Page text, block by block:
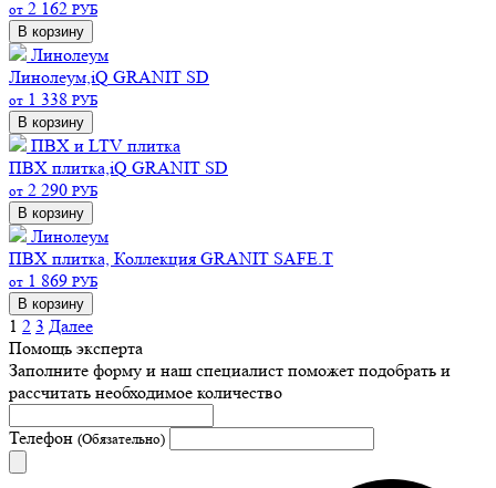
от 2 162 РУБ
В корзину
Линолеум
Линолеум,iQ GRANIT SD
от 1 338 РУБ
В корзину
ПВХ и LTV плитка
ПВХ плитка,iQ GRANIT SD
от 2 290 РУБ
В корзину
Линолеум
ПВХ плитка, Коллекция GRANIT SAFE.T
от 1 869 РУБ
В корзину
1 2 3 Далее
Помощь эксперта
Заполните форму и наш специалист поможет подобрать и
рассчитать необходимое количество
Телефон (Обязательно)